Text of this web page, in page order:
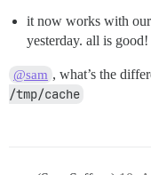
it now works with
yesterday. all is good!
@sam , what’s the
/tmp/cache